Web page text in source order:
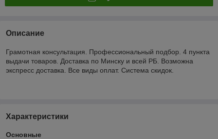
Описание
Грамотная консультация. Профессиональный подбор. 4 пункта
выдачи товаров. Доставка по Минску и всей РБ. Возможна
экспресс доставка. Все виды оплат. Система скидок.
Характеристики
Основные